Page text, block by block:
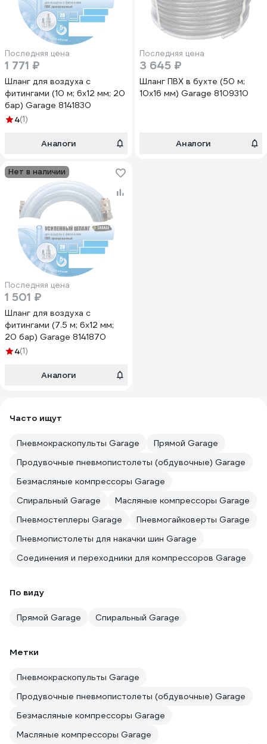
Последняя цена
1 771 ₽
Шланг для воздуха с
фитингами (10 м; 6х12 мм; 20
бар) Garage 8141830
4(1)
Аналоги
Последняя цена
3 645 ₽
Шланг ПВХ в бухте (50 м;
10х16 мм) Garage 8109310
Аналоги
Нет в наличии
Последняя цена
1 501 ₽
Шланг для воздуха с
фитингами (7.5 м; 6х12 мм;
20 бар) Garage 8141870
4(1)
Аналоги
Часто ищут
Пневмокраскопульты Garage
Прямой Garage
Продувочные пневмопистолеты (обдувочные) Garage
Безмасляные компрессоры Garage
Спиральный Garage
Масляные компрессоры Garage
Пневмостеплеры Garage
Пневмогайковерты Garage
Пневмопистолеты для накачки шин Garage
Соединения и переходники для компрессоров Garage
По виду
Прямой Garage Спиральный Garage
Метки
Пневмокраскопульты Garage
Продувочные пневмопистолеты (обдувочные) Garage
Безмасляные компрессоры Garage
Масляные компрессоры Garage